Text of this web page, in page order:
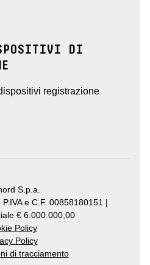
DI
registrazione
S.p.a.
e C.F. 00858180151 |
€ 6.000.000,00
Policy
Policy
di tracciamento